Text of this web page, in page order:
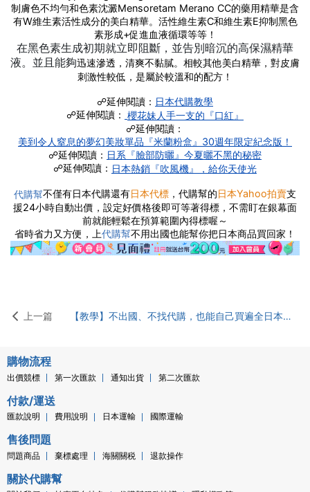
制膚色不均勻和色素沈澱Mensoretam Merano CC的藥用精華是含
有W維生素活性成分的美白精華。活性維生素C和維生素E抑制黑色
素形成+促進血液循環等等！
在黑色素生成初期就立即阻斷，並告別暗沉的高保濕精華
液。並且能夠迅速滲透，清爽不黏膩。相較其他美白精華，對皮膚
刺激性較低，是屬於較溫和的配方！
☍延伸閱讀： 日本代購教學
☍延伸閱讀： 櫻花妹人手一支的『口紅』
☍延伸閱讀：
美到令人窒息的夢幻美妝單品『米蘭粉盒』30週年限定紀念版！
☍延伸閱讀： 日系『臉部防曬』今夏曬不黑的秘密
☍延伸閱讀： 日本熱銷『吹風機』，給你天使光
代購幫不僅有日本代購還有日本代標 ，代購幫的日本Yahoo拍賣支
援24小時自動出價，設定好價格後即可等著得標，不需盯在銀幕面
前就能輕鬆在預算範圍內得標喔～
省時省力又方便，上代購幫不用出國也能幫你把日本商品買回家！
上一篇 【教學】不出國、不找代購，也能自己買遍全日本！代購幫簡單、快速、好上手～
購物流程
出價競標 第一次匯款 通知出貨 第二次匯款
付款/運送
匯款說明 費用說明 日本運輸 國際運輸
售後問題
問題商品 棄標處理 海關關税 退款操作
關於代購幫